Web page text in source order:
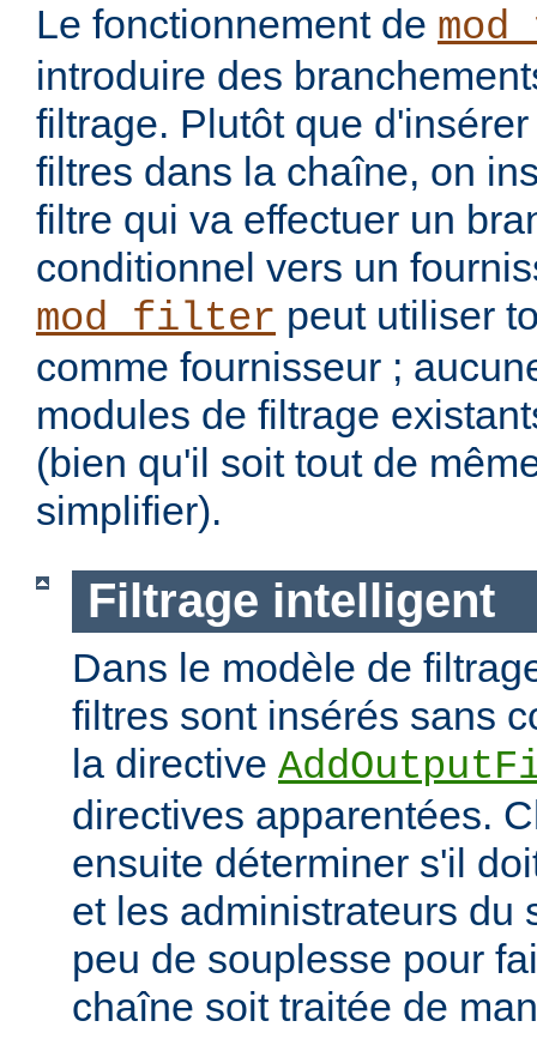
Le fonctionnement de
introduire des
filtrage. Plutôt que
filtres dans la chaîne, on
filtre qui va effectuer un
conditionnel vers un
mod_filter peut utiliser
comme fournisseur ;
modules de filtrage
(bien qu'il soit tout de
simplifier).
Filtrage intelligent
Dans le modèle de
filtres sont insérés sans
la directive
directives apparentées.
ensuite déterminer s'il
et les administrateurs du
peu de souplesse pour
chaîne soit traitée de